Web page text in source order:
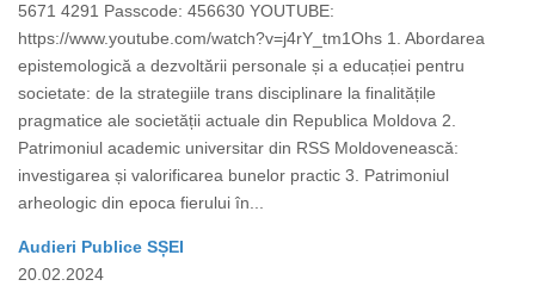
5671 4291 Passcode: 456630 YOUTUBE:
https://www.youtube.com/watch?v=j4rY_tm1Ohs 1. Abordarea
epistemologică a dezvoltării personale și a educației pentru
societate: de la strategiile trans disciplinare la finalitățile
pragmatice ale societății actuale din Republica Moldova 2.
Patrimoniul academic universitar din RSS Moldovenească:
investigarea și valorificarea bunelor practic 3. Patrimoniul
arheologic din epoca fierului în...
Audieri Publice SȘEI
20.02.2024